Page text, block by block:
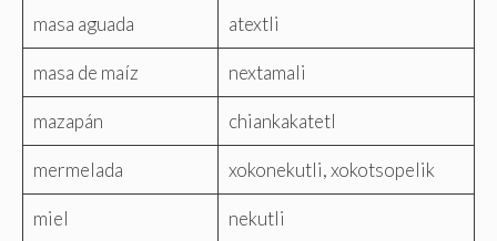
masa aguada atextli
masa de maíz nextamali
mazapán chiankakatetl
mermelada xokonekutli, xokotsopelik
miel nekutli